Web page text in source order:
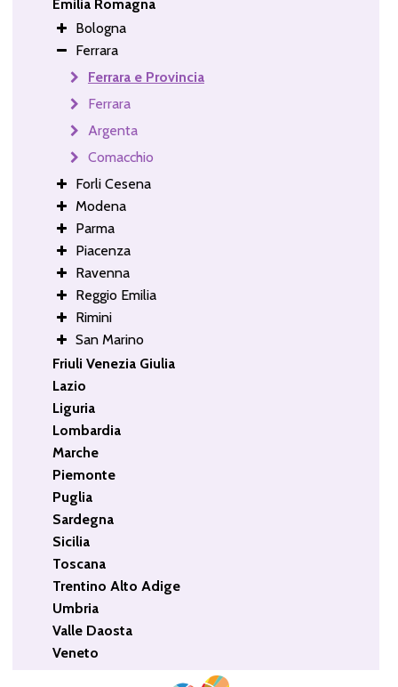
Emilia Romagna
Bologna
Ferrara
Ferrara e Provincia
Ferrara
Argenta
Comacchio
Forli Cesena
Modena
Parma
Piacenza
Ravenna
Reggio Emilia
Rimini
San Marino
Friuli Venezia Giulia
Lazio
Liguria
Lombardia
Marche
Piemonte
Puglia
Sardegna
Sicilia
Toscana
Trentino Alto Adige
Umbria
Valle Daosta
Veneto